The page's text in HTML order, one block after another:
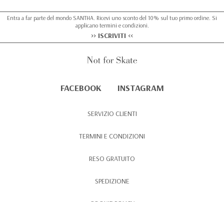
Entra a far parte del mondo SANTHA. Ricevi uno sconto del 10% sul tuo primo ordine. Si
applicano termini e condizioni.
>> ISCRIVITI <<
FACEBOOK INSTAGRAM
SERVIZIO CLIENTI
TERMINI E CONDIZIONI
RESO GRATUITO
SPEDIZIONE